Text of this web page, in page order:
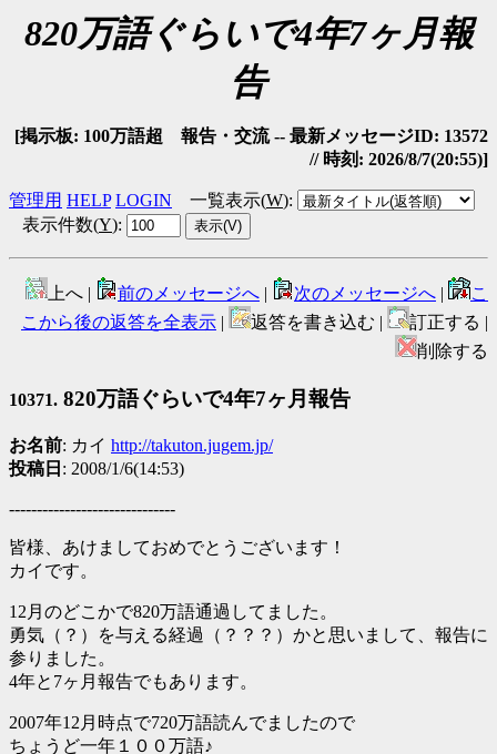
820万語ぐらいで4年7ヶ月報
告
[掲示板: 100万語超 報告・交流 -- 最新メッセージID: 13572
// 時刻: 2026/8/7(20:55)]
管理用 HELP LOGIN 一覧表示(W):
表示件数(Y):
上へ | 前のメッセージへ | 次のメッセージへ |
こ
こから後の返答を全表示 | 返答を書き込む |
訂正する |
削除する
10371. 820万語ぐらいで4年7ヶ月報告
お名前: カイ http://takuton.jugem.jp/
投稿日 : 2008/1/6(14:53)
------------------------------
皆様、あけましておめでとうございます！
カイです。
12月のどこかで820万語通過してました。
勇気（？）を与える経過（？？？）かと思いまして、報告に
参りました。
4年と7ヶ月報告でもあります。
2007年12月時点で720万語読んでましたので
ちょうど一年１００万語♪